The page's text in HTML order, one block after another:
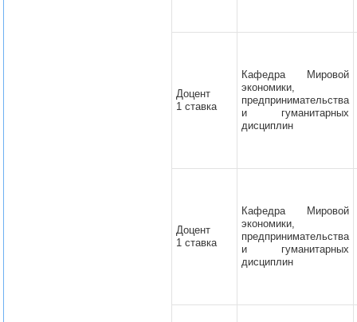
Доцент
1 ставка
Кафедра Мировой
экономики,
предпринимательства
и гуманитарных
дисциплин
Доцент
1 ставка
Кафедра Мировой
экономики,
предпринимательства
и гуманитарных
дисциплин